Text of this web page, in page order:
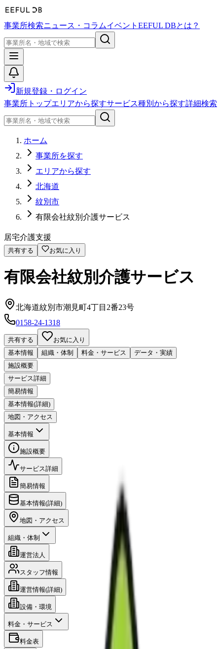
事業所検索ニュース・コラムイベント EEFUL DBとは？
新規登録・ログイン
事業所トップエリアから探すサービス種別から探す詳細検索
ホーム
事業所を探す
エリアから探す
北海道
紋別市
有限会社紋別介護サービス
居宅介護支援
共有する お気に入り
有限会社紋別介護サービス
北海道紋別市潮見町4丁目2番23号
0158-24-1318
共有する
お気に入り
基本情報
組織・体制 料金・サービス
データ・実績
施設概要
サービス詳細
簡易情報
基本情報(詳細)
地図・アクセス
基本情報
施設概要
サービス詳細
簡易情報
基本情報(詳細)
地図・アクセス
組織・体制
運営法人
スタッフ情報
運営情報(詳細)
設備・環境
料金・サービス
料金表